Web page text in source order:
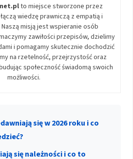
to miejsce stworzone przez
wiedzę prawniczą z empatią i
misją jest wspieranie osób
zawiłości przepisów, dzielimy
i pomagamy skutecznie dochodzić
na rzetelność, przejrzystość oraz
społeczność świadomą swoich
możliwości.
się w 2026 roku i co
się należności i co to